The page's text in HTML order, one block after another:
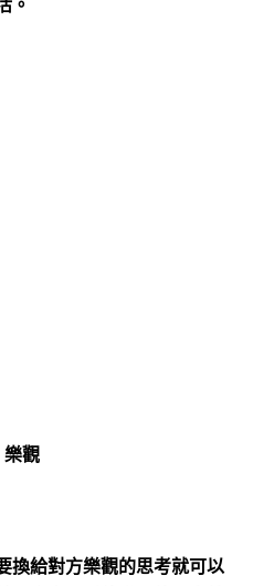
。
樂觀
換給對方樂觀的思考就可以